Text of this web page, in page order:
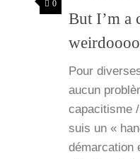
0
But I’m a
Pour
aucun
capa­ci­tisme
suis un «
démar­ca­tion